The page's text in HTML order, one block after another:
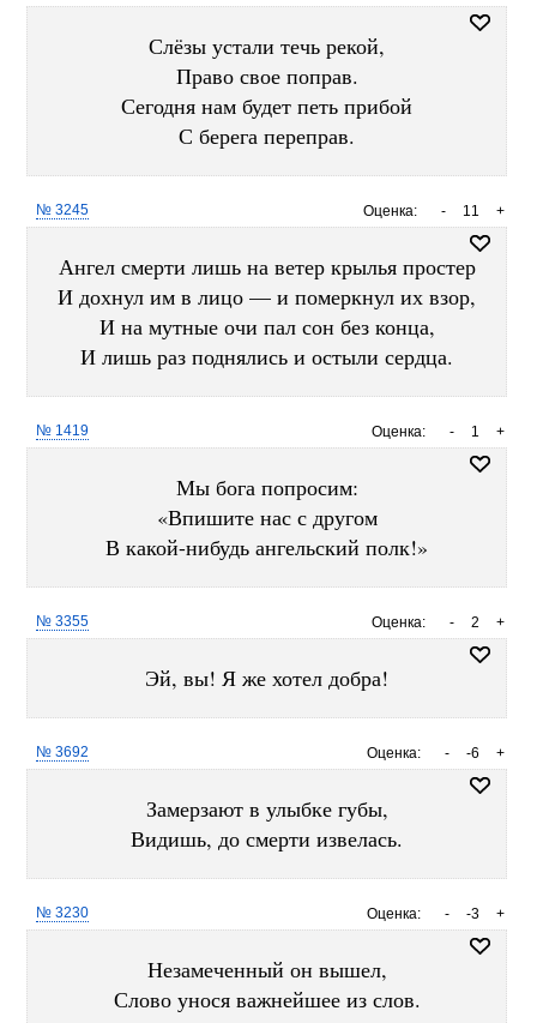
Слёзы устали течь рекой,
Право свое поправ.
Сегодня нам будет петь прибой
С берега переправ.
Оценка: +
11
-
№ 3245
Ангел смерти лишь на ветер крылья простер
И дохнул им в лицо — и померкнул их взор,
И на мутные очи пал сон без конца,
И лишь раз поднялись и остыли сердца.
Оценка: +
1
-
№ 1419
Мы бога попросим:
«Впишите нас с другом
В какой-нибудь ангельский полк!»
Оценка: +
2
-
№ 3355
Эй, вы! Я же хотел добра!
Оценка: +
-6
-
№ 3692
Замерзают в улыбке губы,
Видишь, до смерти извелась.
Оценка: +
-3
-
№ 3230
Незамеченный он вышел,
Слово унося важнейшее из слов.